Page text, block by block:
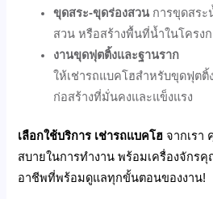
ขุดสระ-ขุดร่องสวน การขุดสระ
สวน หรือสร้างพื้นที่น้ำในโครงก
งานขุดฟุตติ้งและฐานราก
ให้เช่ารถแบคโฮสำหรับขุดฟุตติ้
ก่อสร้างที่มั่นคงและแข็งแรง
เลือกใช้บริการ เช่ารถแบคโฮ จากเรา
สบายในการทำงาน พร้อมเครื่องจักร
อาชีพที่พร้อมดูแลทุกขั้นตอนของงาน!